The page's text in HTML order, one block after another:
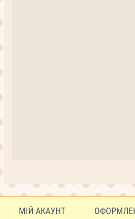
МІЙ АКАУНТ